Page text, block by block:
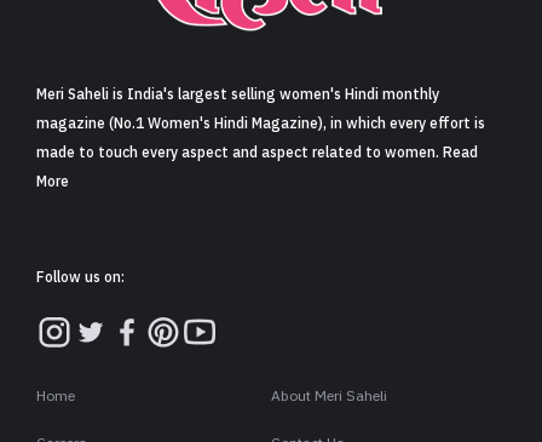
Meri Saheli is India's largest selling women's Hindi monthly
magazine (No.1 Women's Hindi Magazine), in which every effort is
made to touch every aspect and aspect related to women. Read
More
Follow us on:
Home About Meri Saheli